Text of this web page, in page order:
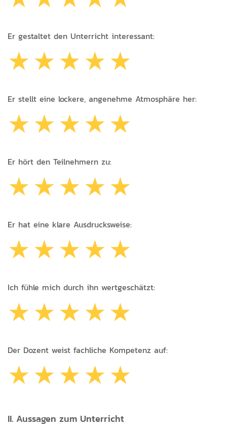
Er gestaltet den Unterricht interessant:
Er stellt eine lockere, angenehme Atmosphäre her:
Er hört den Teilnehmern zu:
Er hat eine klare Ausdrucksweise:
Ich fühle mich durch ihn wertgeschätzt:
Der Dozent weist fachliche Kompetenz auf:
II. Aussagen zum Unterricht